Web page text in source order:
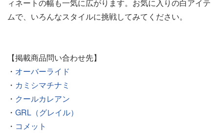
ィネートの幅も一気に広がります。お気に入りの白アイテ
ムで、いろんなスタイルに挑戦してみてください。
【掲載商品問い合わせ先】
・ オーバーライド
・ カミシマチナミ
・ クールカレアン
・ GRL（グレイル）
・ コメット